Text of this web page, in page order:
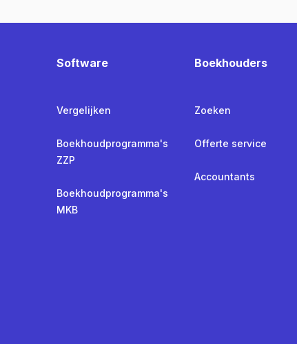
Software
Vergelijken
Boekhoudprogramma's
ZZP
Boekhoudprogramma's
MKB
Boekhouders
Zoeken
Offerte service
Accountants